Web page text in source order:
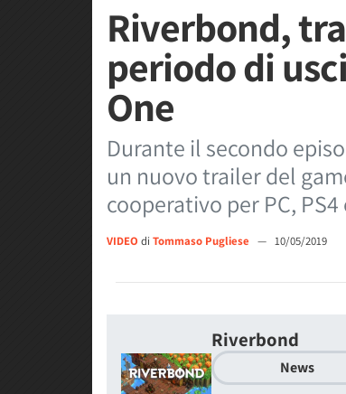
Riverbond,
periodo di
One
Durante il secondo
un nuovo trailer del
cooperativo per PC,
VIDEO di Tommaso Pugliese — 10/05/2019
Riverbond
News